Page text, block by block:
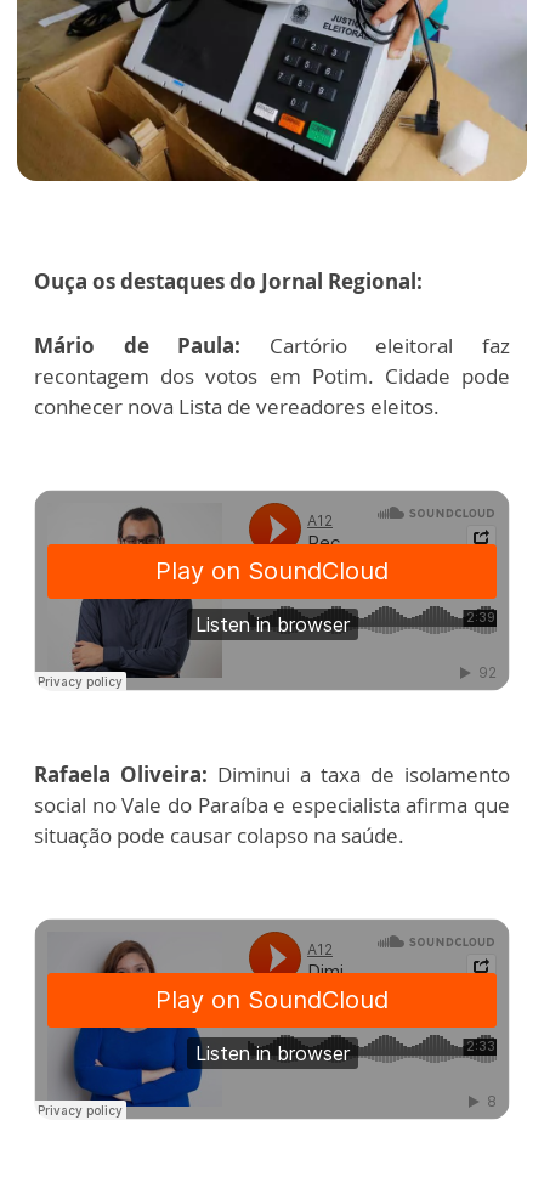
Ouça os destaques do Jornal Regional:
Mário de Paula: Cartório eleitoral faz
recontagem dos votos em Potim. Cidade pode
conhecer nova Lista de vereadores eleitos.
Rafaela Oliveira: Diminui a taxa de isolamento
social no Vale do Paraíba e especialista afirma que
situação pode causar colapso na saúde.